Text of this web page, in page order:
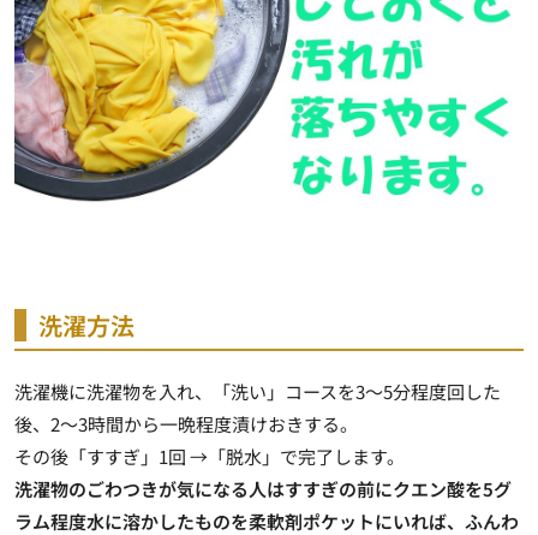
洗濯方法
洗濯機に洗濯物を入れ、「洗い」コースを3～5分程度回した
後、2～3時間から一晩程度漬けおきする。
その後「すすぎ」1回 →「脱水」で完了します。
洗濯物のごわつきが気になる人はすすぎの前にクエン酸を5グ
ラム程度水に溶かしたものを柔軟剤ポケットにいれば、ふんわ